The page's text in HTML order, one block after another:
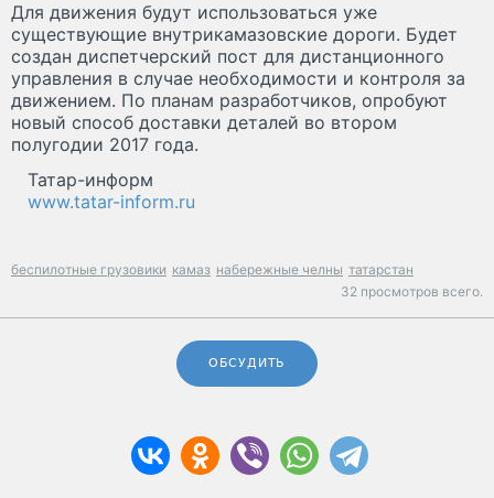
Для движения будут использоваться уже
существующие внутрикамазовские дороги. Будет
создан диспетчерский пост для дистанционного
управления в случае необходимости и контроля за
движением. По планам разработчиков, опробуют
новый способ доставки деталей во втором
полугодии 2017 года.
Татар-информ
www.tatar-inform.ru
беспилотные грузовики камаз набережные челны татарстан
32 просмотров всего.
ОБСУДИТЬ